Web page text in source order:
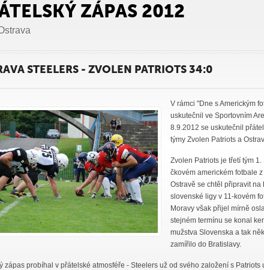
ZÁPAS 2012
STEELERS - ZVOLEN PATRIOTS 34:0
V rámci "Dne s Americkým
uskutečnil ve Sportovním
8.9.2012 se uskutečnil
týmy Zvolen Patriots a
Zvolen Patriots je třetí tým
čkovém americkém fotbale z
Ostravě se chtěl připravit na
slovenské ligy v 11-kovém
Moravy však přijel mírně
stejném termínu se konal
mužstva Slovenska a tak
zamířilo do Bratislavy.
zápas probíhal v přátelské atmosféře - Steelers už od svého založení s Patriots